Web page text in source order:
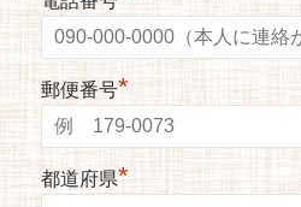
郵便番号*
都道府県*